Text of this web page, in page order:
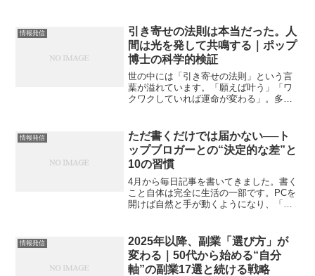
ための研修ですが、そこには単なる会議
術を超えた“本質”が...
情報発信
引き寄せの法則は本当だった。人
間は光を発して共鳴する｜ポップ
博士の科学的検証
世の中には「引き寄せの法則」という言
葉が溢れています。「願えば叶う」「ワ
クワクしていれば運命が変わる」。多く
見えない「波」を扱い、放送現場の最前
線に立ってきた私からす...
情報発信
ただ書くだけでは届かない──ト
ップブロガーとの“決定的な差”と
10の習慣
4月から毎日記事を書いてきました。書く
こと自体は完全に生活の一部です。PCを
開けば自然と手が動くようになり、「今
につながるのか。そんな疑問が、ときど
き顔を出します。毎日...
情報発信
2025年以降、副業「選び方」が
変わる｜50代から始める“自分
軸”の副業17選と続ける戦略